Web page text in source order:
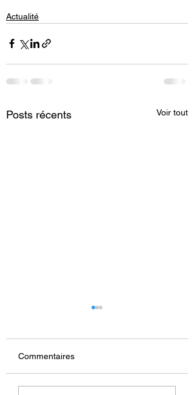
Actualité
Posts récents Voir tout
Commentaires